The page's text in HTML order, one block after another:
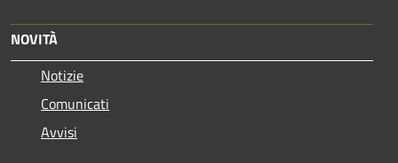
NOVITÀ
Notizie
Comunicati
Avvisi